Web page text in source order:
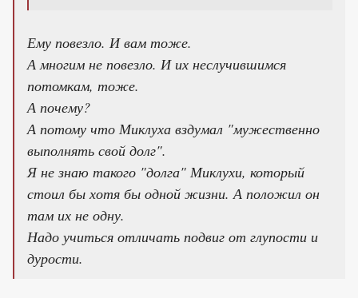
Ему повезло. И вам тоже.
А многим не повезло. И их неслучившимся
потомкам, тоже.
А почему?
А потому что Миклуха вздумал "мужественно
выполнять свой долг".
Я не знаю такого "долга" Миклухи, который
стоил бы хотя бы одной жизни. А положил он
там их не одну.
Надо учиться отличать подвиг от глупости и
дурости.